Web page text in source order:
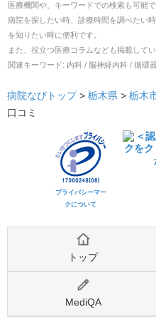
医療機関や、キーワードでの検索も可能で
病院を探したい時、診療時間を調べたい
を知りたい時に便利です。
また、役立つ医療コラムなども掲載して
関連キーワード: 内科 / 脳神経内科 / 循環
病院なびトップ > 栃木県 > 栃木
口コミ
プライバシーマー
クについて
トップ
MediQA